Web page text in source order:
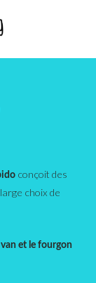
conçoit des
choix de
van et le fourgon